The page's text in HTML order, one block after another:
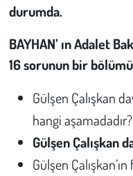
durumda.
BAYHAN’ ın Adalet
16 sorunun bir bölümü
Gülşen Çalışkan
hangi aşamadadır?
Gülşen Çalışkan
Gülşen